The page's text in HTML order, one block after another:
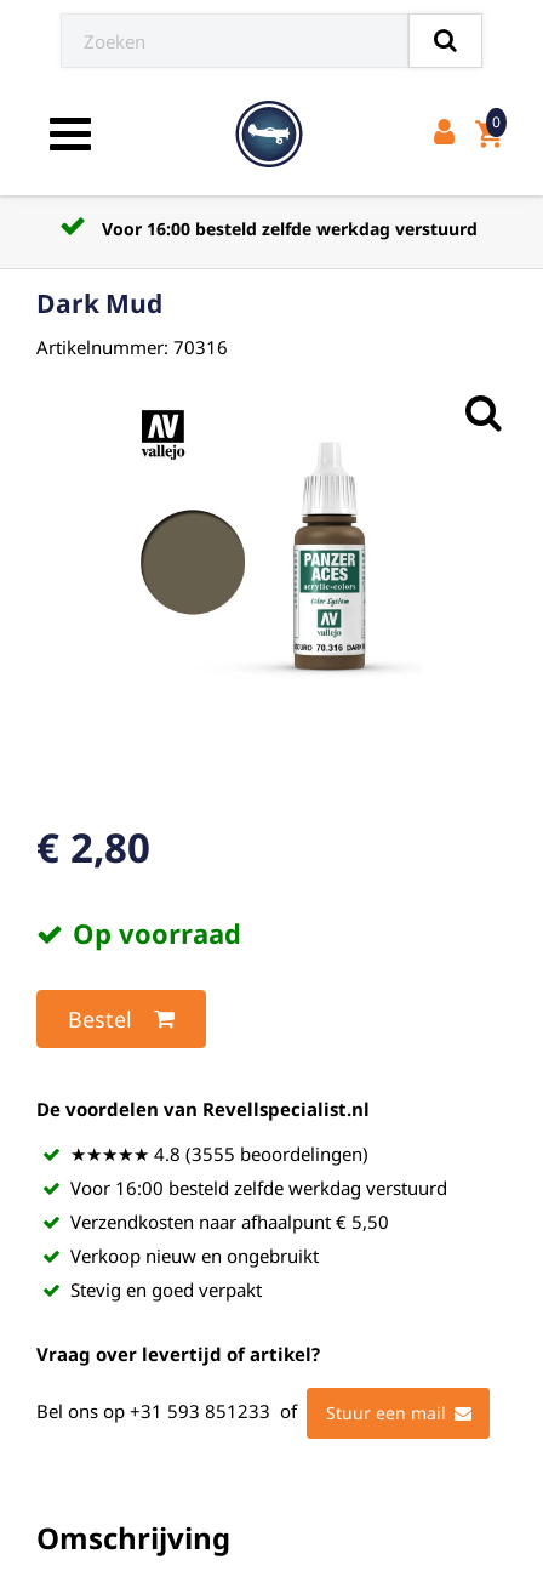
Toggle navigation shopping_cart
0
Voor 16:00 besteld zelfde werkdag verstuurd
Dark Mud
Artikelnummer: 70316
€ 2,80
Op voorraad
Bestel
De voordelen van Revellspecialist.nl
★★★★★ 4.8 (3555 beoordelingen)
Voor 16:00 besteld zelfde werkdag verstuurd
Verzendkosten naar afhaalpunt € 5,50
Verkoop nieuw en ongebruikt
Stevig en goed verpakt
Vraag over levertijd of artikel?
Bel ons op +31 593 851233 of Stuur een mail
Omschrijving